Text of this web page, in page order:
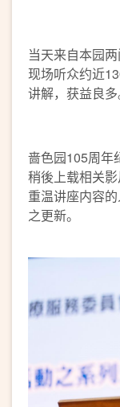
当天来自本园
现场听众约近
讲解，获益良多
啬色园105周年
稍後上载相关
重温讲座内容
之更新。